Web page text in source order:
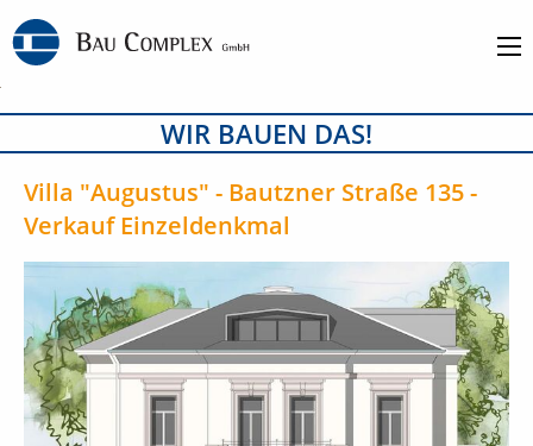
WIR BAUEN DAS!
Villa "Augustus" - Bautzner Straße 135 -
Verkauf Einzeldenkmal